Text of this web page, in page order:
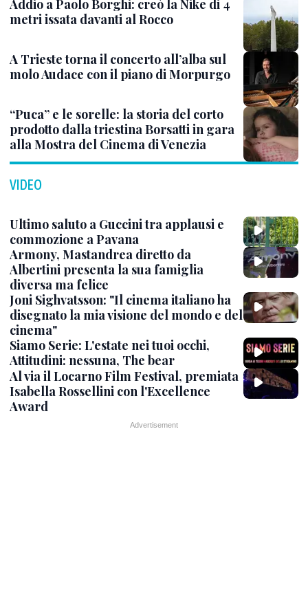
Addio a Paolo Borghi: creò la Nike di 4
metri issata davanti al Rocco
A Trieste torna il concerto all’alba sul
molo Audace con il piano di Morpurgo
“Puca” e le sorelle: la storia del corto
prodotto dalla triestina Borsatti in gara
alla Mostra del Cinema di Venezia
VIDEO
Ultimo saluto a Guccini tra applausi e
commozione a Pavana
Armony, Mastandrea diretto da
Albertini presenta la sua famiglia
diversa ma felice
Joni Sighvatsson: "Il cinema italiano ha
disegnato la mia visione del mondo e del
cinema"
Siamo Serie: L'estate nei tuoi occhi,
Attitudini: nessuna, The bear
Al via il Locarno Film Festival, premiata
Isabella Rossellini con l'Excellence
Award